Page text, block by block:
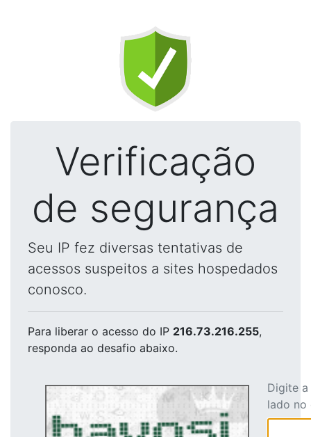
Verificação
de segurança
Seu IP fez diversas tentativas de
acessos suspeitos a sites hospedados
conosco.
Para liberar o acesso do IP 216.73.216.255,
responda ao desafio abaixo.
Digite
lado no